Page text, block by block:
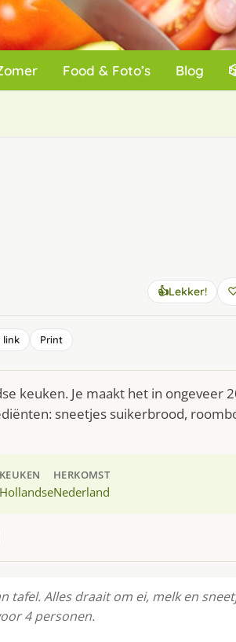
Food & Foto’s Blog
👍Lekker!
link Print
keuken. Je maakt het in ongeveer
sneetjes suikerbrood,
KEUKEN
Hollandse
HERKOMST
Nederland
tafel. Alles draait om ei, melk en
4 personen.